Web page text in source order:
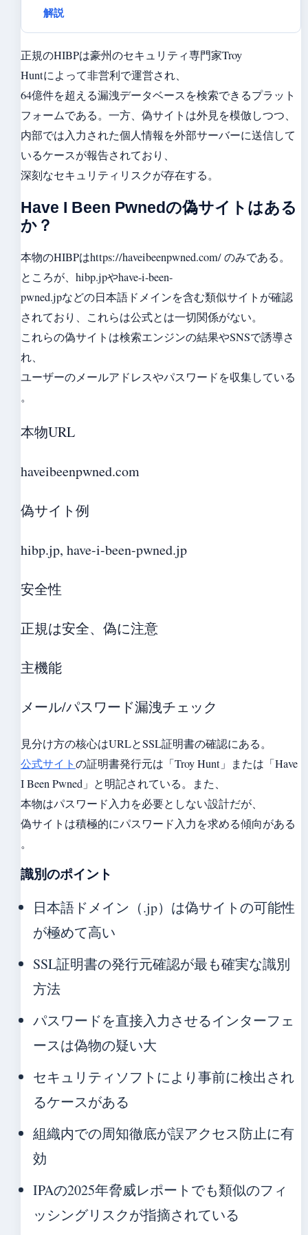
解説
正規のHIBPは豪州のセキュリティ専門家Troy
Huntによって非営利で運営され、
64億件を超える漏洩データベースを検索できるプラット
フォームである。一方、偽サイトは外見を模倣しつつ、
内部では入力された個人情報を外部サーバーに送信して
いるケースが報告されており、
深刻なセキュリティリスクが存在する。
Have I Been Pwnedの偽サイトはある
か？
本物のHIBPはhttps://haveibeenpwned.com/ のみである。
ところが、hibp.jpやhave-i-been-
pwned.jpなどの日本語ドメインを含む類似サイトが確認
されており、これらは公式とは一切関係がない。
これらの偽サイトは検索エンジンの結果やSNSで誘導さ
れ、
ユーザーのメールアドレスやパスワードを収集している
。
本物URL
haveibeenpwned.com
偽サイト例
hibp.jp, have-i-been-pwned.jp
安全性
正規は安全、偽に注意
主機能
メール/パスワード漏洩チェック
見分け方の核心はURLとSSL証明書の確認にある。
公式サイトの証明書発行元は「Troy Hunt」または「Have
I Been Pwned」と明記されている。また、
本物はパスワード入力を必要としない設計だが、
偽サイトは積極的にパスワード入力を求める傾向がある
。
識別のポイント
日本語ドメイン（.jp）は偽サイトの可能性
が極めて高い
SSL証明書の発行元確認が最も確実な識別
方法
パスワードを直接入力させるインターフェ
ースは偽物の疑い大
セキュリティソフトにより事前に検出され
るケースがある
組織内での周知徹底が誤アクセス防止に有
効
IPAの2025年脅威レポートでも類似のフィ
ッシングリスクが指摘されている